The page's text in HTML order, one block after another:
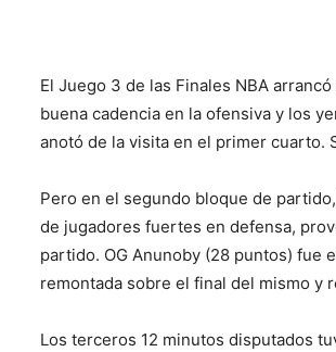
El Juego 3 de las Finales NBA
buena cadencia en la ofensiva y los
anotó de la visita en el primer
Pero en el segundo bloque de
de jugadores fuertes en defensa,
partido. OG Anunoby (28 puntos) fue
remontada sobre el final del mismo y
Los terceros 12 minutos disputados